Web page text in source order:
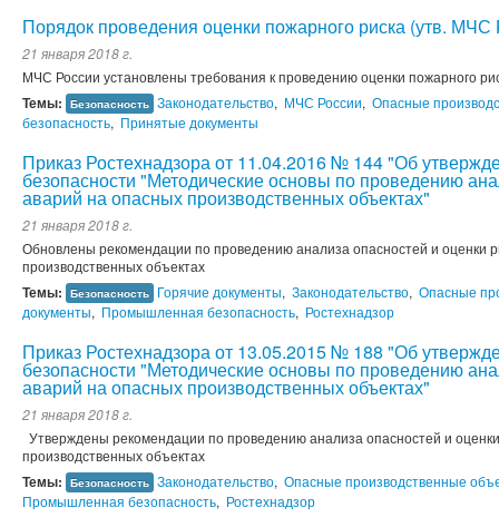
Порядок проведения оценки пожарного риска (утв. МЧС
21 января 2018 г.
МЧС России установлены требования к проведению оценки пожарного
Темы: Безопасность Законодательство, МЧС России, Опасные
безопасность, Принятые документы
Приказ Ростехнадзора от 11.04.2016 № 144 "Об
безопасности "Методические основы по проведению
аварий на опасных производственных объектах"
21 января 2018 г.
Обновлены рекомендации по проведению анализа опасностей и оценки
производственных объектах
Темы: Безопасность Горячие документы, Законодательство, Опасные
документы, Промышленная безопасность, Ростехнадзор
Приказ Ростехнадзора от 13.05.2015 № 188 "Об
безопасности "Методические основы по проведению
аварий на опасных производственных объектах"
21 января 2018 г.
Утверждены рекомендации по проведению анализа опасностей и
производственных объектах
Темы: Безопасность Законодательство, Опасные производственные
Промышленная безопасность, Ростехнадзор